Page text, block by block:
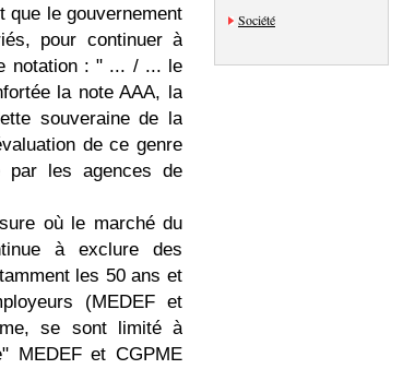
que le gouvernement
pour continuer à
notation : " ... / ... le
la note AAA, la
souveraine de la
de ce genre
par les agences de
où le marché du
à exclure des
les 50 ans et
(MEDEF et
se sont limité à
" MEDEF et CGPME
Société